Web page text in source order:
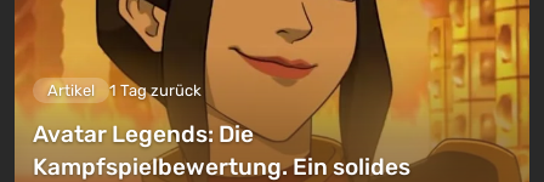
Artikel 1 Tag zurück
Avatar Legends: Die
Kampfspielbewertung. Ein solides